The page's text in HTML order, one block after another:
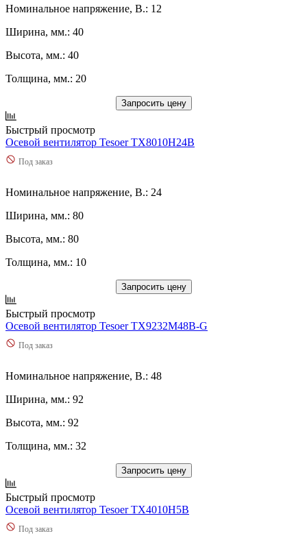
Номинальное напряжение, В.: 12
Ширина, мм.: 40
Высота, мм.: 40
Толщина, мм.: 20
Запросить цену
Быстрый просмотр
Осевой вентилятор Tesoer TX8010H24B
Под заказ
Номинальное напряжение, В.: 24
Ширина, мм.: 80
Высота, мм.: 80
Толщина, мм.: 10
Запросить цену
Быстрый просмотр
Осевой вентилятор Tesoer TX9232M48B-G
Под заказ
Номинальное напряжение, В.: 48
Ширина, мм.: 92
Высота, мм.: 92
Толщина, мм.: 32
Запросить цену
Быстрый просмотр
Осевой вентилятор Tesoer TX4010H5B
Под заказ